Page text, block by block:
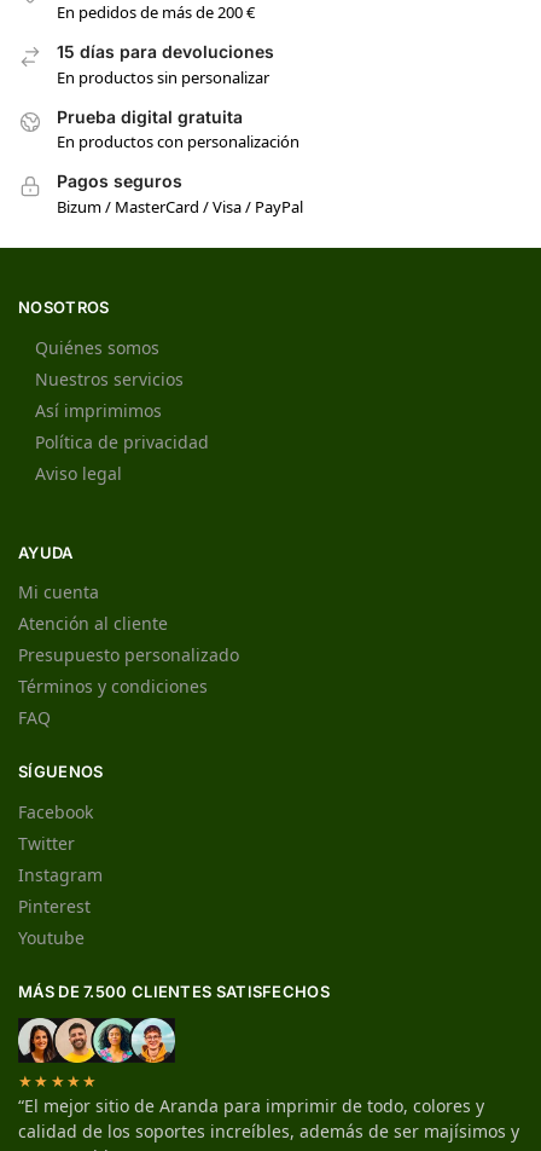
En pedidos de más de 200 €
15 días para devoluciones
En productos sin personalizar
Prueba digital gratuita
En productos con personalización
Pagos seguros
Bizum / MasterCard / Visa / PayPal
NOSOTROS
Quiénes somos
Nuestros servicios
Así imprimimos
Política de privacidad
Aviso legal
AYUDA
Mi cuenta
Atención al cliente
Presupuesto personalizado
Términos y condiciones
FAQ
SÍGUENOS
Facebook
Twitter
Instagram
Pinterest
Youtube
MÁS DE 7.500 CLIENTES SATISFECHOS
★★★★★
“El mejor sitio de Aranda para imprimir de todo, colores y
calidad de los soportes increíbles, además de ser majísimos y